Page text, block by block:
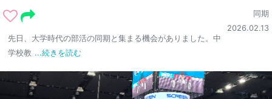
同期
2026.02.13
先日、大学時代の部活の同期と集まる機会がありました。中
学校教 ...続きを読む